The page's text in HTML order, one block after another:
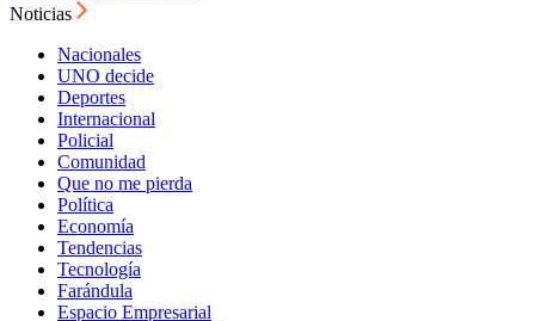
Noticias
Nacionales
UNO decide
Deportes
Internacional
Policial
Comunidad
Que no me pierda
Política
Economía
Tendencias
Tecnología
Farándula
Espacio Empresarial